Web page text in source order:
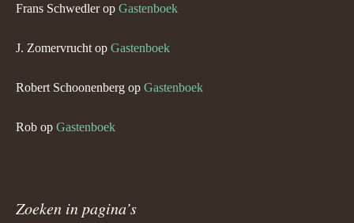
Frans Schwedlerop Gastenboek
J. Zomervrucht op Gastenboek
Robert Schoonenberg op Gastenboek
Rob op Gastenboek
Zoeken in pagina’s